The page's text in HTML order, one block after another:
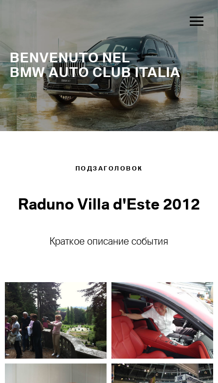
BENVENUTO NEL
BMW AUTO CLUB ITALIA
ПОДЗАГОЛОВОК
Raduno Villa d'Este 2012
Краткое описание события